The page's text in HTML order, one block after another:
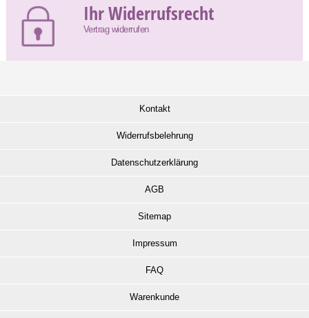
Ihr Widerrufsrecht
Vertrag widerrufen
Kontakt
Widerrufsbelehrung
Datenschutzerklärung
AGB
Sitemap
Impressum
FAQ
Warenkunde